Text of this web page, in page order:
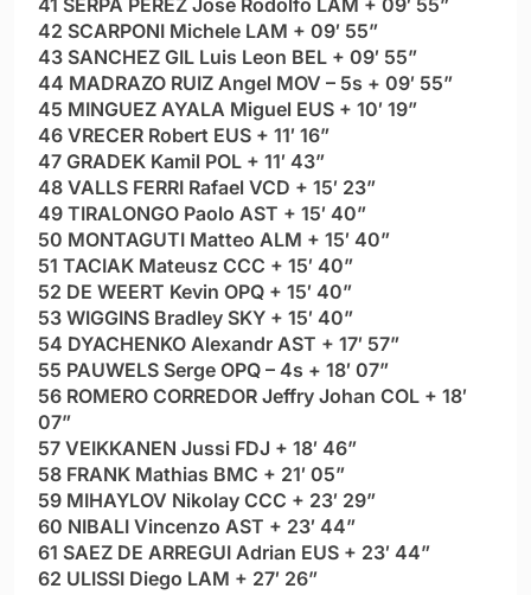
41 SERPA PEREZ Jose Rodolfo LAM + 09′ 55”
42 SCARPONI Michele LAM + 09′ 55”
43 SANCHEZ GIL Luis Leon BEL + 09′ 55”
44 MADRAZO RUIZ Angel MOV – 5s + 09′ 55”
45 MINGUEZ AYALA Miguel EUS + 10′ 19”
46 VRECER Robert EUS + 11′ 16”
47 GRADEK Kamil POL + 11′ 43”
48 VALLS FERRI Rafael VCD + 15′ 23”
49 TIRALONGO Paolo AST + 15′ 40”
50 MONTAGUTI Matteo ALM + 15′ 40”
51 TACIAK Mateusz CCC + 15′ 40”
52 DE WEERT Kevin OPQ + 15′ 40”
53 WIGGINS Bradley SKY + 15′ 40”
54 DYACHENKO Alexandr AST + 17′ 57”
55 PAUWELS Serge OPQ – 4s + 18′ 07”
56 ROMERO CORREDOR Jeffry Johan COL + 18′
07”
57 VEIKKANEN Jussi FDJ + 18′ 46”
58 FRANK Mathias BMC + 21′ 05”
59 MIHAYLOV Nikolay CCC + 23′ 29”
60 NIBALI Vincenzo AST + 23′ 44”
61 SAEZ DE ARREGUI Adrian EUS + 23′ 44”
62 ULISSI Diego LAM + 27′ 26”